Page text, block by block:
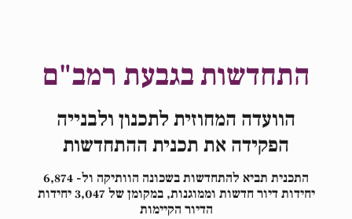
התחדשות בגבעת רמב"ם
הוועדה המחוזית לתכנון ולבנייה
הפקידה את תכנית ההתחדשות
התכנית תביא להתחדשות בשכונה הוותיקה ול- 6,874
יחידות דיור חדשות וממוגנות, במקומן של 3,047 יחידות
הדיור הקיימות